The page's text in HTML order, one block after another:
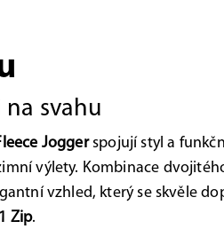
svahu
Joggerspojují styl a
výlety. Kombinace
vzhled, který se skvěle
Zip.